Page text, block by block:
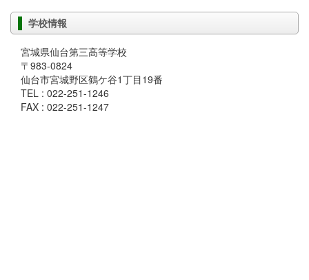
学校情報
宮城県仙台第三高等学校
〒983-0824
仙台市宮城野区鶴ケ谷1丁目19番
TEL : 022-251-1246
FAX : 022-251-1247